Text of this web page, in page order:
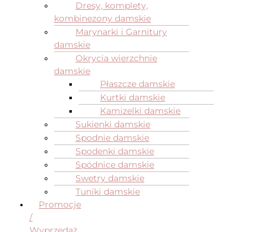
Dresy, komplety,
kombinezony damskie
Marynarki i Garnitury
damskie
Okrycia wierzchnie
damskie
Płaszcze damskie
Kurtki damskie
Kamizelki damskie
Sukienki damskie
Spodnie damskie
Spodenki damskie
Spódnice damskie
Swetry damskie
Tuniki damskie
Promocje
/